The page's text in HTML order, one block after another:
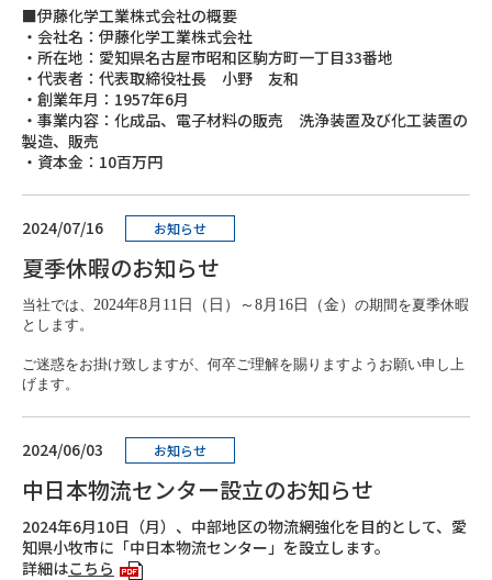
■伊藤化学工業株式会社の概要
・会社名：伊藤化学工業株式会社
・所在地：愛知県名古屋市昭和区駒方町一丁目33番地
・代表者：代表取締役社長 小野 友和
・創業年月：1957年6月
・事業内容：化成品、電子材料の販売 洗浄装置及び化工装置の
製造、販売
・資本金：10百万円
2024/07/16 お知らせ
夏季休暇のお知らせ
当社では、 2024年8月11日（日）～8月16日（金） の期間を夏季休暇
とします。
ご迷惑をお掛け致しますが、何卒ご理解を賜りますようお願い申し上
げます。
2024/06/03 お知らせ
中日本物流センター設立のお知らせ
2024年6月10日（月）、中部地区の物流網強化を目的として、愛
知県小牧市に「中日本物流センター」を設立します。
詳細はこちら